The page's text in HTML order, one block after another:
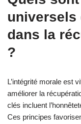
Quels
universels